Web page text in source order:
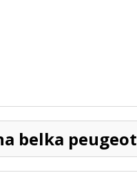
belka peugeot